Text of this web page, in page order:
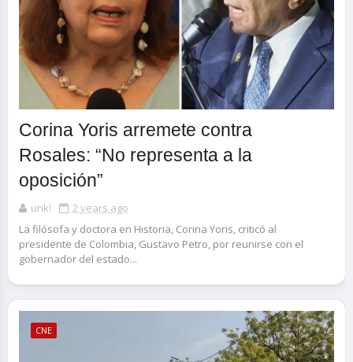
Corina Yoris arremete contra
Rosales: “No representa a la
oposición”
unk!
2 years ago
La filósofa y doctora en Historia, Corina Yoris, criticó al
presidente de Colombia, Gustavo Petro, por reunirse con el
gobernador del estado...
CNE